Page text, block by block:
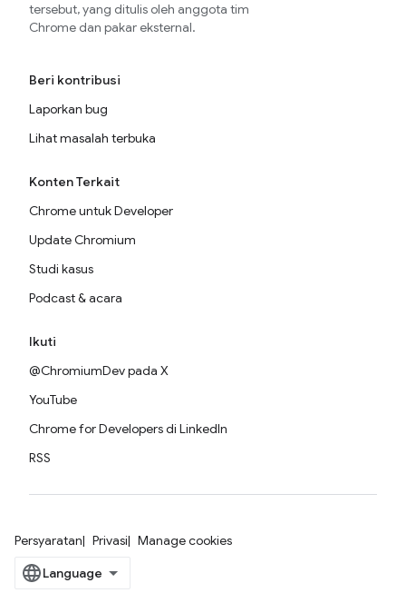
tersebut, yang ditulis oleh anggota tim
Chrome dan pakar eksternal.
Beri kontribusi
Laporkan bug
Lihat masalah terbuka
Konten Terkait
Chrome untuk Developer
Update Chromium
Studi kasus
Podcast & acara
Ikuti
@ChromiumDev pada X
YouTube
Chrome for Developers di LinkedIn
RSS
Persyaratan Privasi Manage cookies